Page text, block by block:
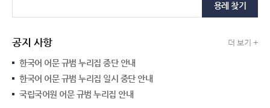
용례 찾기
공지 사항 더 보기 +
한국어 어문 규범 누리집 중단 안내
한국어 어문 규범 누리집 일시 중단 안내
국립국어원 어문 규범 누리집 안내